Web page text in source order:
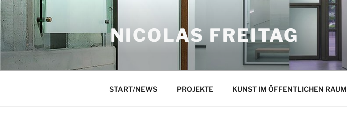
Zum
Inhalt
springen
NICOLAS FREITAG
START/NEWS PROJEKTE KUNST IM ÖFFENTLICHEN RAUM